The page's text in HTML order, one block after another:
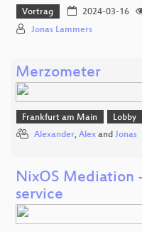
Vortrag 2024-03-16
Jonas Lammers
Merzometer
Frankfurt am Main Lobby
Alexander, Alex and Jonas
NixOS Mediation
service